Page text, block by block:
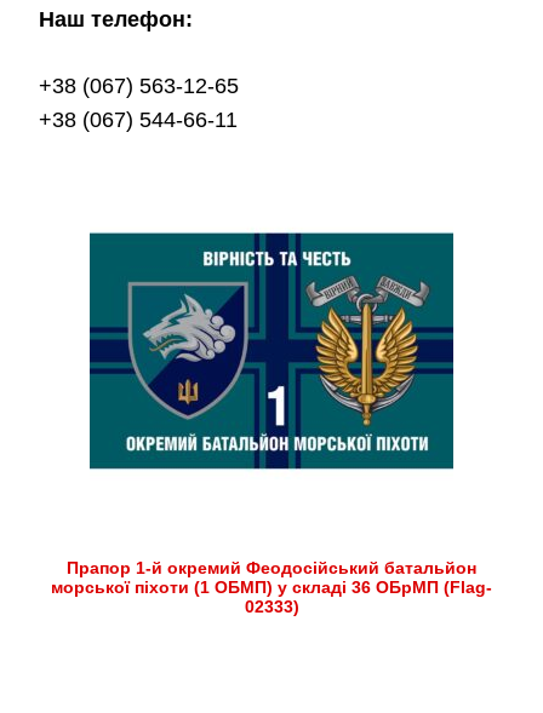
Наш телефон:
+38 (067) 563-12-65
+38 (067) 544-66-11
Прапор 1-й окремий Феодосійський батальйон
морської піхоти (1 ОБМП) у складі 36 ОБрМП (Flag-
02333)